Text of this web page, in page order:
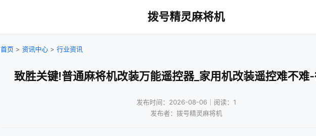
拨号精灵麻将机
首页 > 资讯中心 > 行业资讯
致胜关键!普通麻将机改装万能遥控器_家用机改装遥控难不难
发布时间：2026-08-06｜阅读：1
发布者：拨号精灵麻将机